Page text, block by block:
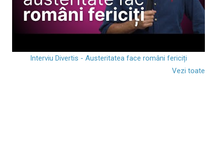
Interviu Divertis - Austeritatea face români fericiți
Vezi toate